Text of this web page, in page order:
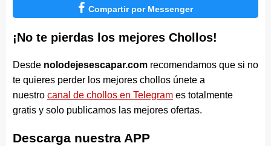
 Compartir por Messenger
¡No te pierdas los mejores Chollos!
Desde nolodejesescapar.comrecomendamos que si no
te quieres perder los mejores chollos únete a
nuestro canal de chollos en Telegrames totalmente
gratis y solo publicamos las mejores ofertas.
Descarga nuestra APP